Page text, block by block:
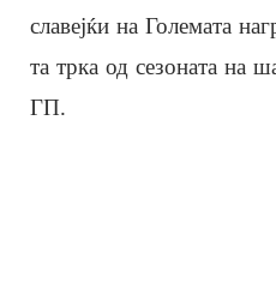
славејќи на Големата
та трка од сезоната на
ГП.